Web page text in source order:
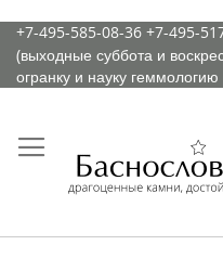
К
содержимому
+7-495-585-08-36 +7-495-
(выходные суббота и
огранку и науку